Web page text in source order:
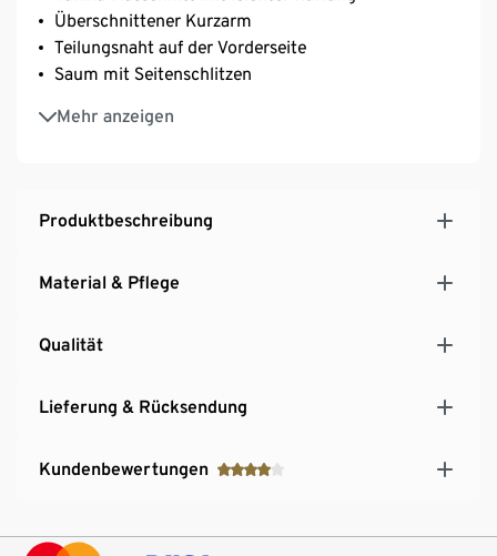
Überschnittener Kurzarm
Teilungsnaht auf der Vorderseite
Saum mit Seitenschlitzen
Mehr anzeigen
Sommerlicher Palmenblätter-Print
Produktbeschreibung
Material & Pflege
Qualität
Lieferung & Rücksendung
Kundenbewertungen